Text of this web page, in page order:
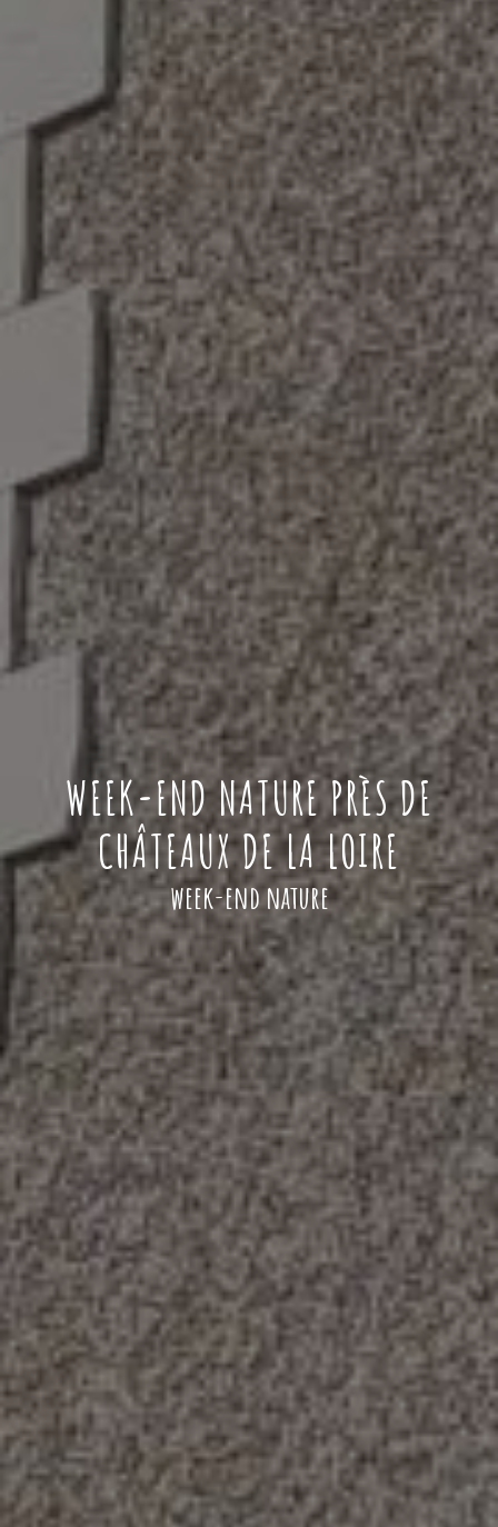
WEEK-END NATURE PRÈS DE
CHÂTEAUX DE LA LOIRE
week-end nature